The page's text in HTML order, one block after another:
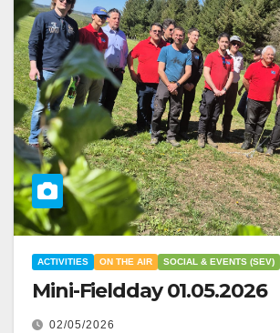
ACTIVITIES ON THE AIR SOCIAL & EVENTS (SEV)
Mini-Fieldday 01.05.2026
02/05/2026